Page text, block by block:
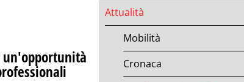
Attualità
Mobilità
Cronaca